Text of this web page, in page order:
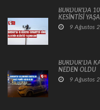
BURDUR'DA 10
KESİNTİSİ
9 Ağustos
BURDUR’DA
NEDEN OLDU
9 Ağustos